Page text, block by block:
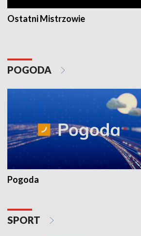
Ostatni Mistrzowie
POGODA
Pogoda
SPORT